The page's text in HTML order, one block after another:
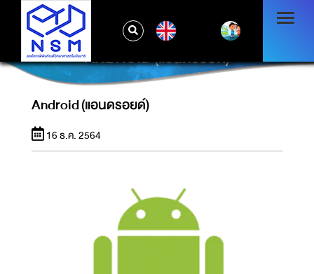
ANDROID (แอนดรอยด์)
Android (แอนดรอยด์)
16 ธ.ค. 2564